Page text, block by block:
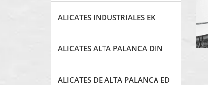
ALICATES INDUSTRIALES EK
ALICATES ALTA PALANCA DIN
ALICATES DE ALTA PALANCA ED